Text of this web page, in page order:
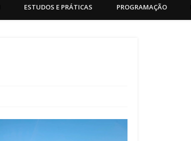
ESTUDOS E PRÁTICAS PROGRAMAÇÃO